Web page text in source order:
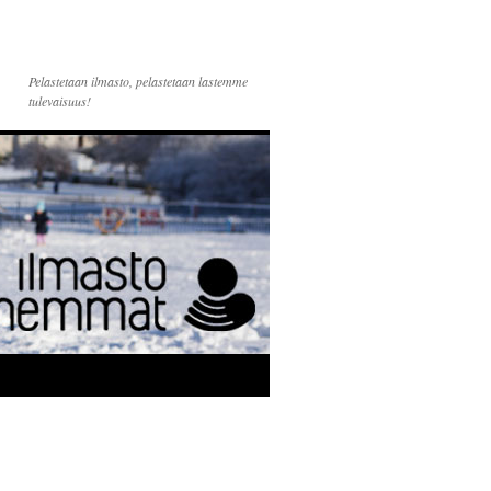
Pelastetaan ilmasto, pelastetaan lastemme
tulevaisuus!